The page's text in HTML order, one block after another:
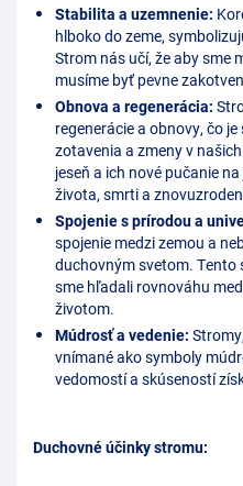
Stabilita a uzemnenie:
hlboko do zeme,
Strom nás učí, že aby sme
musíme byť pevne
Obnova a regenerácia:
regenerácie a obnovy, čo
zotavenia a zmeny v
jeseň a ich nové pučanie
života, smrti a
Spojenie s prírodou a
spojenie medzi zemou a
duchovným svetom. Tento
sme hľadali rovnováhu
životom.
Múdrosť a vedenie:
vnímané ako symboly
vedomostí a skúseností
Duchovné účinky stromu: